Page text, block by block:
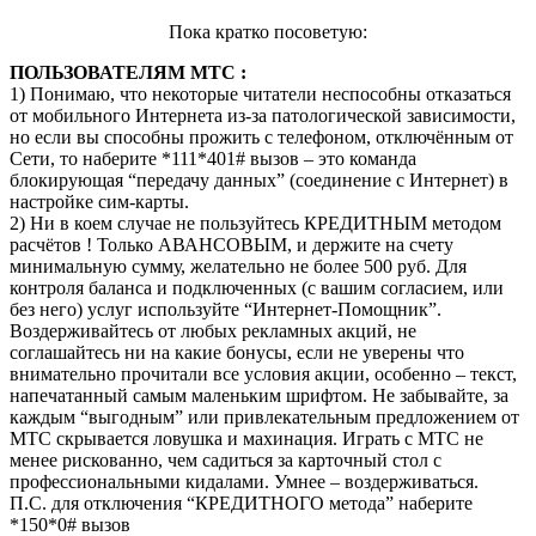
Пока кратко посоветую:
ПОЛЬЗОВАТЕЛЯМ МТС :
1) Понимаю, что некоторые читатели неспособны отказаться
от мобильного Интернета из-за патологической зависимости,
но если вы способны прожить с телефоном, отключённым от
Сети, то наберите *111*401# вызов – это команда
блокирующая “передачу данных” (соединение с Интернет) в
настройке сим-карты.
2) Ни в коем случае не пользуйтесь КРЕДИТНЫМ методом
расчётов ! Только АВАНСОВЫМ, и держите на счету
минимальную сумму, желательно не более 500 руб. Для
контроля баланса и подключенных (с вашим согласием, или
без него) услуг используйте “Интернет-Помощник”.
Воздерживайтесь от любых рекламных акций, не
соглашайтесь ни на какие бонусы, если не уверены что
внимательно прочитали все условия акции, особенно – текст,
напечатанный самым маленьким шрифтом. Не забывайте, за
каждым “выгодным” или привлекательным предложением от
МТС скрывается ловушка и махинация. Играть с МТС не
менее рискованно, чем садиться за карточный стол с
профессиональными кидалами. Умнее – воздерживаться.
П.С. для отключения “КРЕДИТНОГО метода” наберите
*150*0# вызов